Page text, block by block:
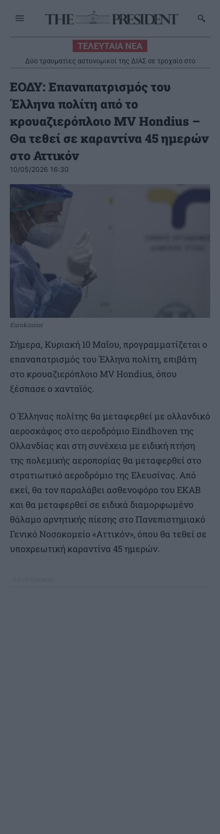
ΤΕΛΕΥΤΑΙΑ ΝΕΑ
Οι αντάρτες Χούθι ανακοίνωσαν ότι έπληξαν σαουδαραβικό
διυλιστήριο στην ακτή της Ερυθράς Θάλασσας
ΕΟΔΥ: Επαναπατρισμός του
Έλληνα πολίτη από το
κρουαζιερόπλοιο MV Hondius –
Θα τεθεί σε καραντίνα 45 ημερών
στο Αττικόν
10/05/2026 16:30
Eurokinissi
Σήμερα, Κυριακή 10 Μαΐου, προγραμματίζεται ο
επαναπατρισμός του Έλληνα πολίτη, επιβάτη
στο κρουαζιερόπλοιο MV Hondius, όπου
ξέσπασε ο χανταϊός.
Ο Έλληνας πολίτης θα μεταφερθεί με ολλανδικό
αεροσκάφος στο αεροδρόμιο Eindhoven της
Ολλανδίας και στη συνέχεια με ειδική πτήση
της πολεμικής αεροπορίας θα μεταφερθεί στο
στρατιωτικό αεροδρόμιο της Ελευσίνας. Από
εκεί, θα τον παραλάβει ασθενοφόρο του ΕΚΑΒ
και θα μεταφερθεί σε ειδικά διαμορφωμένο
θάλαμο αρνητικής πίεσης στο Πανεπιστημιακό
Γενικό Νοσοκομείο «Αττικόν», όπου θα τεθεί σε
υποχρεωτική καραντίνα 45 ημερών.